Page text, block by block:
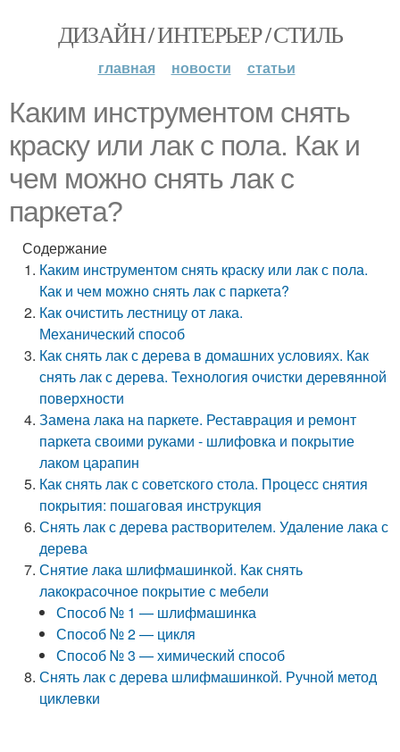
ДИЗАЙН / ИНТЕРЬЕР / СТИЛЬ
главная новости статьи
Каким инструментом снять
краску или лак с пола. Как и
чем можно снять лак с
паркета?
Содержание
Каким инструментом снять краску или лак с пола.
Как и чем можно снять лак с паркета?
Как очистить лестницу от лака.
Механический способ
Как снять лак с дерева в домашних условиях. Как
снять лак с дерева. Технология очистки деревянной
поверхности
Замена лака на паркете. Реставрация и ремонт
паркета своими руками - шлифовка и покрытие
лаком царапин
Как снять лак с советского стола. Процесс снятия
покрытия: пошаговая инструкция
Снять лак с дерева растворителем. Удаление лака с
дерева
Снятие лака шлифмашинкой. Как снять
лакокрасочное покрытие с мебели
Способ № 1 — шлифмашинка
Способ № 2 — цикля
Способ № 3 — химический способ
Снять лак с дерева шлифмашинкой. Ручной метод
циклевки